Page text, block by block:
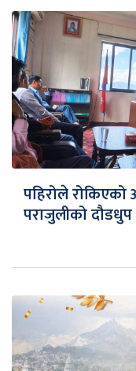
पहिरोले
पराजुलीको दौडधुप